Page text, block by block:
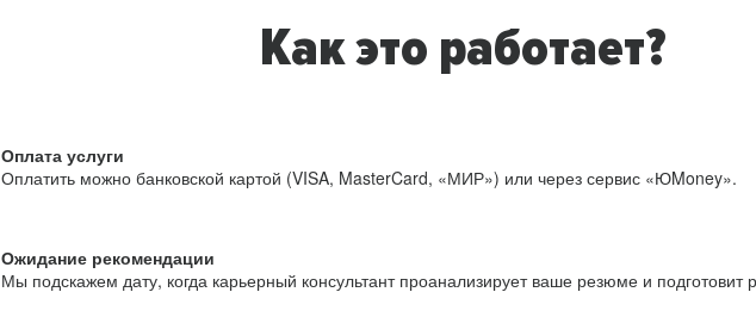
Как это работает?
Оплата услуги
Оплатить можно банковской картой (VISA, MasterCard, «МИР») или через сервис «ЮMoney».
Ожидание рекомендации
Мы подскажем дату, когда карьерный консультант проанализирует ваше резюме и подготовит